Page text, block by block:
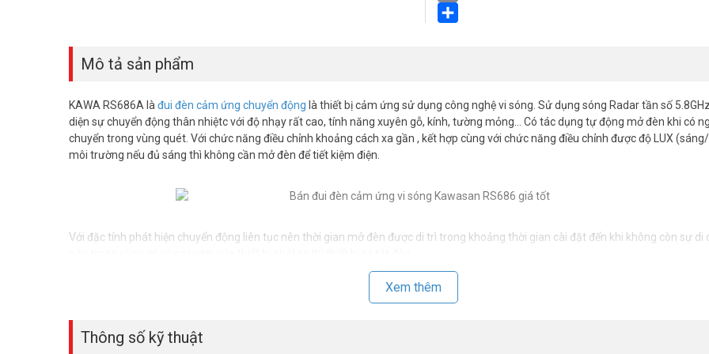
Email
Mô tả sản phẩm
KAWA RS686A là đui đèn cảm ứng chuyển động là thiết bị cảm ứng sử dụng công nghệ vi sóng. Sử dụng sóng Radar tần số
diện sự chuyển động thân nhiệtc với độ nhạy rất cao, tính năng xuyên gỗ, kính, tường mỏng… Có tác dụng tự động mở đèn khi có
chuyển trong vùng quét. Với chức năng điều chỉnh khoảng cách xa gần , kết hợp cùng với chức năng điều chỉnh được độ LUX
môi trường nếu đủ sáng thì không cần mở đèn để tiết kiệm điện.
Với đặc tính phát hiện chuyển động liên tục nên thời gian mở đèn được di trì trong khoảng thời gian cài đặt đến khi không còn sự di
– Ứng dụng cơ bản nhất của cảm ứng là dùng để tắt mở đèn cho Nhà Vệ Sinh, Phòng Khách, Phòng Chờ, Hành Lang-Cầu Thang
Xem thêm
Thông số kỹ thuật